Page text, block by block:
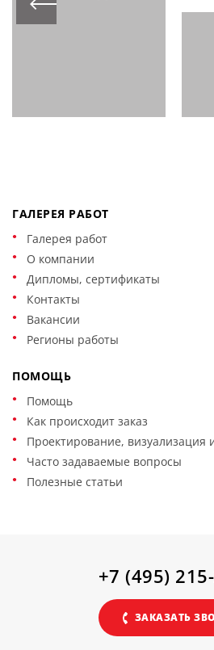
ГАЛЕРЕЯ РАБОТ
Галерея работ
О компании
Дипломы, сертификаты
Контакты
Вакансии
Регионы работы
ПОМОЩЬ
Помощь
Как происходит заказ
Проектирование, визуализация
Часто задаваемые вопросы
Полезные статьи
+7 (495)
ЗАКАЗАТЬ